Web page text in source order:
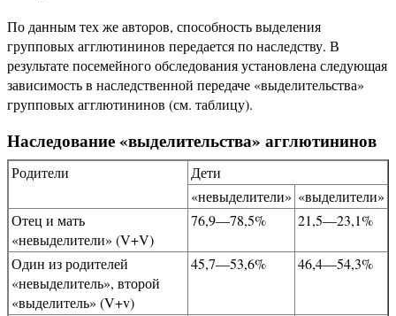
По данным тех же авторов, способность выделения
групповых агглютининов передается по наследству. В
результате посемейного обследования установлена следующая
зависимость в наследственной передаче «выделительства»
групповых агглютининов (см. таблицу).
Наследование «выделительства» агглютининов
Родители
Дети
«невыделители» «выделители»
Отец и мать
«невыделители» (V+V)
76,9—78,5% 21,5—23,1%
Один из родителей
«невыделитель», второй
«выделитель» (V+v)
45,7—53,6% 46,4—54,3%